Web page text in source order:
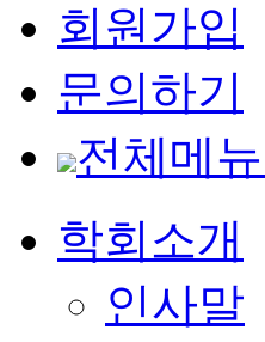
회원가입
문의하기
전체메
학회소개
인사말